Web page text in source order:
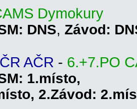
Dymokury
: DNS, Závod:
AČR - 6.+7.PO
: 1.místo,
, 2.Závod: